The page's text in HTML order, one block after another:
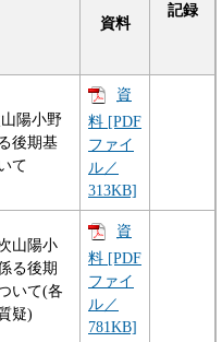
資料
記録
陽小野
後期基
て
資
料 [PDF
ファイ
ル／
313KB]
山陽小
る後期
いて(各
疑)
資
料 [PDF
ファイ
ル／
781KB]